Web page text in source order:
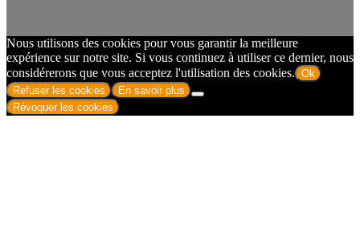
Nous utilisons des cookies pour vous garantir la meilleure
expérience sur notre site. Si vous continuez à utiliser ce dernier, nous
considérerons que vous acceptez l'utilisation des cookies. Ok
Refuser les cookies
En savoir plus
Révoquer les cookies